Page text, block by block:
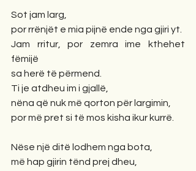
Sot jam larg,
por rrënjët e mia pijnë ende nga gjiri yt.
Jam rritur, por zemra ime kthehet
fëmijë
sa herë të përmend.
Ti je atdheu im i gjallë,
nëna që nuk më qorton për largimin,
por më pret si të mos kisha ikur kurrë.
Nëse një ditë lodhem nga bota,
më hap gjirin tënd prej dheu,